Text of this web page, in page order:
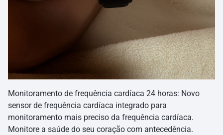
Monitoramento de frequência cardíaca 24 horas: Novo
sensor de frequência cardíaca integrado para
monitoramento mais preciso da frequência cardíaca.
Monitore a saúde do seu coração com antecedência.